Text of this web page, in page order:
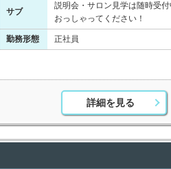
サブ
説明会・サロン見学は随時受
おっしゃってください！
勤務形態 正社員
詳細を見る